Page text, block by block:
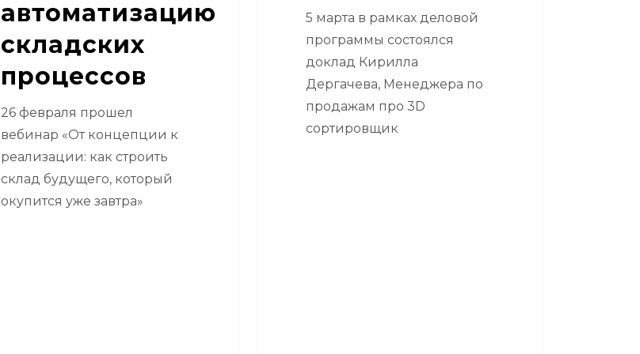
автоматизацию
складских
процессов
26 февраля прошел
вебинар «От концепции к
реализации: как строить
склад будущего, который
окупится уже завтра»
5 марта в рамках деловой
программы состоялся
доклад Кирилла
Дергачева, Менеджера по
продажам про 3D
сортировщик